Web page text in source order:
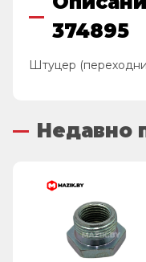
374895
Штуцер
Недавно